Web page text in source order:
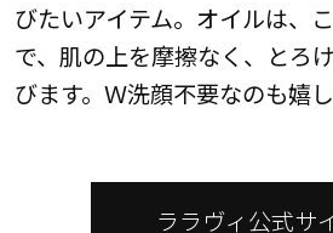
びたいアイテム。オイルは、
で、肌の上を摩擦なく、とろ
びます。Ｗ洗顔不要なのも嬉し
ララヴィ公式サ